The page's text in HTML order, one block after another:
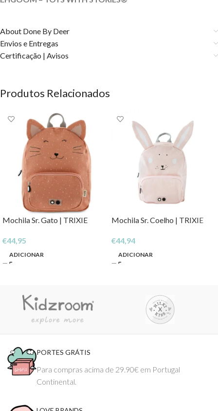
About Done By Deer
Envios e Entregas
Certificação | Avisos
Produtos Relacionados
Mochila Sr. Gato | TRIXIE
€44,95
ADICIONAR
Mochila Sr. Coelho | TRIXIE
€44,94
ADICIONAR
PORTES GRÁTIS
Para compras acima de 29.90€ em Portugal
Continental.